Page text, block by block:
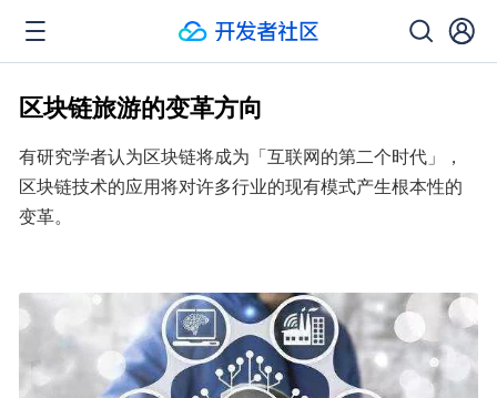
区块链旅游的变革方向
有研究学者认为区块链将成为「互联网的第二个时代」，
区块链技术的应用将对许多行业的现有模式产生根本性的
变革。